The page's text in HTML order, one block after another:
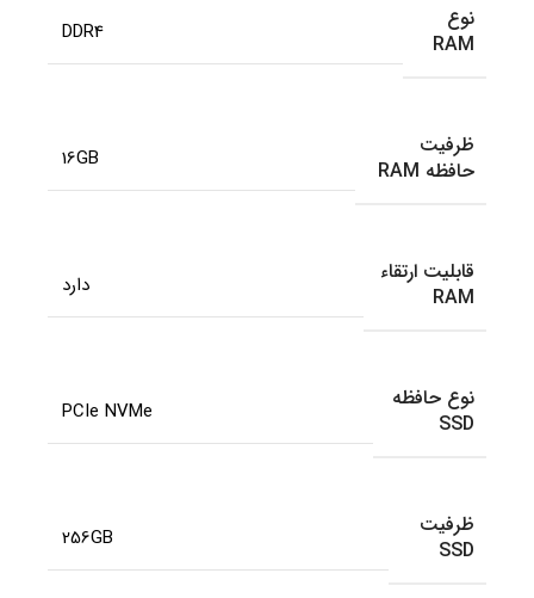
نوع
RAM
DDR4
ظرفیت
حافظه RAM
16GB
قابلیت ارتقاء
RAM
دارد
نوع حافظه
SSD
PCIe NVMe
ظرفیت
SSD
256GB